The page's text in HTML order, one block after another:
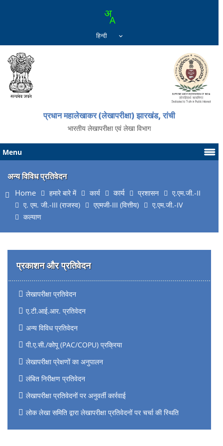
प्रधान महालेखाकर (लेखापरीक्षा) झारखंड, रांची
भारतीय लेखापरीक्षा एवं लेखा विभाग
Menu
अन्य विविध प्रतिवेदन
Home हमारे बारे में कार्य कार्य प्रशासन
ए.एम.जी.-II
ए. एम. जी.-III (राजस्व)
एएमजी-III (वित्तीय)
ए.एम.जी.-IV
कल्याण
प्रकाशन और प्रतिवेदन
लेखापरीक्षा प्रतिवेदन
ए.टी.आई.आर. प्रतिवेदन
अन्य विविध प्रतिवेदन
पी.ए.सी./कोपू (PAC/COPU) प्रक्रिया
लेखापरीक्षा प्रेक्षणों का अनुपालन
लंबित निरीक्षण प्रतिवेदन
लेखापरीक्षा प्रतिवेदनों पर अनुवर्ती कार्रवाई
लोक लेखा समिति द्वारा लेखापरीक्षा प्रतिवेदनों पर चर्चा की स्थिति